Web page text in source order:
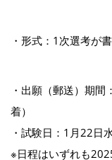
・形式：1次選考が
・出願（郵送）期
着）
・試験日：1月22日
※日程はいずれも